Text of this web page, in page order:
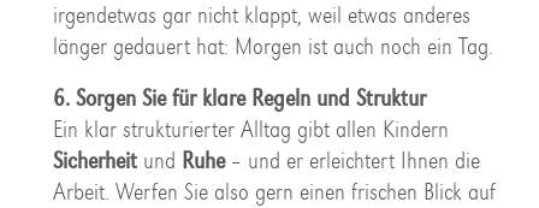
irgendetwas gar nicht klappt, weil etwas anderes
länger gedauert hat: Morgen ist auch noch ein Tag.
6. Sorgen Sie für klare Regeln und Struktur
Ein klar strukturierter Alltag gibt allen Kindern
Sicherheitund Ruhe– und er erleichtert Ihnen die
Arbeit. Werfen Sie also gern einen frischen Blick auf